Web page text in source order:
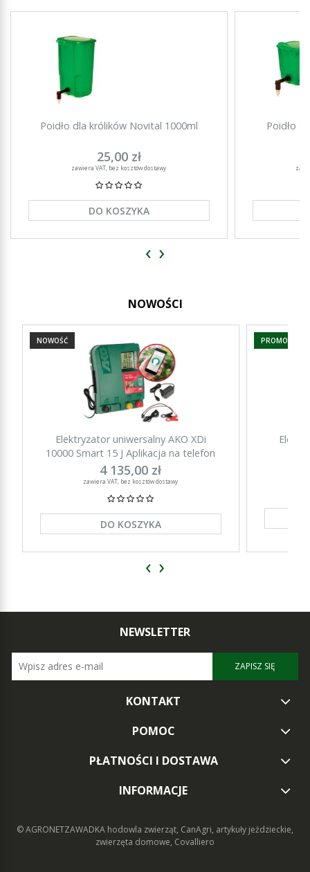
Poidło dla królików Novital 1000ml
25,00 zł
zawiera VAT, bez kosztów dostawy
DO KOSZYKA
Poidło
‹ ›
NOWOŚCI
Elektryzator uniwersalny AKO XDi
10000 Smart 15 J Aplikacja na telefon
4 135,00 zł
zawiera VAT, bez kosztów dostawy
DO KOSZYKA
NOWOŚĆ PROMOCJA
‹ ›
NEWSLETTER
ZAPISZ SIĘ
KONTAKT
POMOC
PŁATNOŚCI I DOSTAWA
INFORMACJE
© AGRONETZAWADKA hodowla zwierząt, CanAgri, artykuły jeździeckie,
zwierzęta domowe, Covalliero